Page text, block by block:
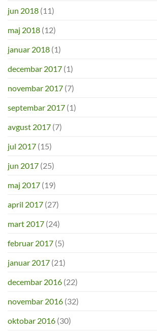
jun 2018 (11)
maj 2018 (12)
januar 2018 (1)
decembar 2017 (1)
novembar 2017 (7)
septembar 2017 (1)
avgust 2017 (7)
jul 2017 (15)
jun 2017 (25)
maj 2017 (19)
april 2017 (27)
mart 2017 (24)
februar 2017 (5)
januar 2017 (21)
decembar 2016 (22)
novembar 2016 (32)
oktobar 2016 (30)